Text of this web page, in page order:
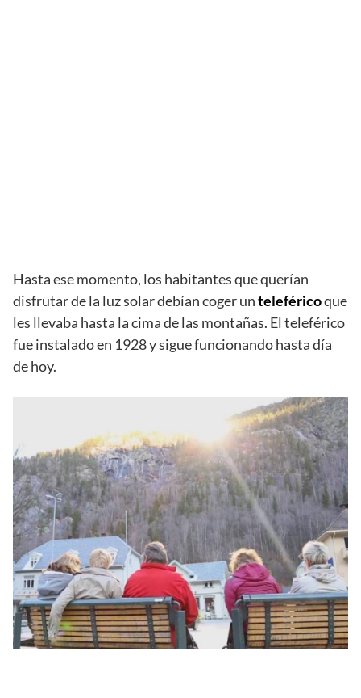
Hasta ese momento, los habitantes que querían
disfrutar de la luz solar debían coger unteleféricoque
les llevaba hasta la cima de las montañas. El teleférico
fue instalado en 1928 y sigue funcionando hasta día
de hoy.